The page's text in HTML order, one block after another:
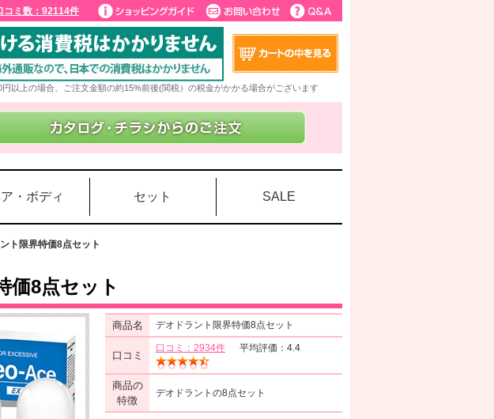
コミ数：92114件
以上の場合、ご注文金額の約15%前後(関税）の税金がかかる場合がございます
・ボディ セット SALE
ト限界特価8点セット
価8点セット
商品名 デオドラント限界特価8点セット
口コミ
口コミ：2934件 平均評価：4.4
商品の
特徴
デオドラントの8点セット